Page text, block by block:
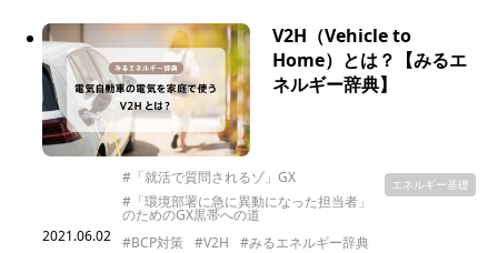
V2H（Vehicle to
Home）とは？【みるエ
ネルギー辞典】
2021.06.02
#「就活で質問されるゾ」GX
#「環境部署に急に異動になった担当者」
のためのGX黒帯への道
#BCP対策
#V2H
#みるエネルギー辞典
エネルギー基礎